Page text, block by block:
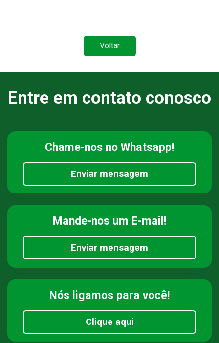
Voltar
Entre em contato conosco
Chame-nos no Whatsapp!
Enviar mensagem
Mande-nos um E-mail!
Enviar mensagem
Nós ligamos para você!
Clique aqui